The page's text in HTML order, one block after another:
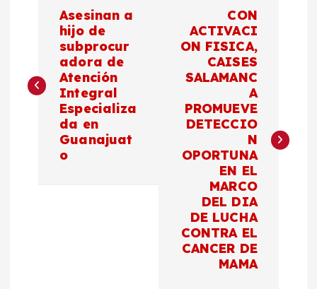
v
e
Asesinan a
hijo de
subprocur
adora de
Atención
Integral
Especializa
da en
Guanajuat
o
CON
ACTIVACI
ON FISICA,
CAISES
SALAMANC
A
PROMUEVE
DETECCIO
N
OPORTUNA
EN EL
MARCO
DEL DIA
DE LUCHA
CONTRA EL
CANCER DE
MAMA